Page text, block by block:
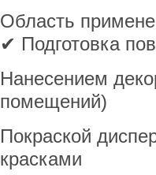
Область
✔ Подготовка
Нанесением
помещений)
Покраской
красками